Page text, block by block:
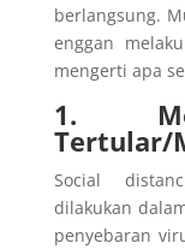
berlangsung.
enggan
mengerti apa
1.
Tertular/
Social
dilakukan
penyebaran